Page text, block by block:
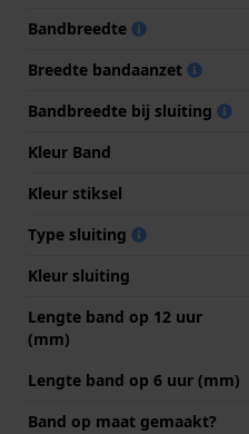
Bandbreedte
Breedte bandaanzet
Bandbreedte bij sluiting
Kleur Band
Kleur stiksel
Type sluiting
Kleur sluiting
Lengte band op 12 uur
(mm)
Lengte band op 6 uur (mm)
Band op maat gemaakt?